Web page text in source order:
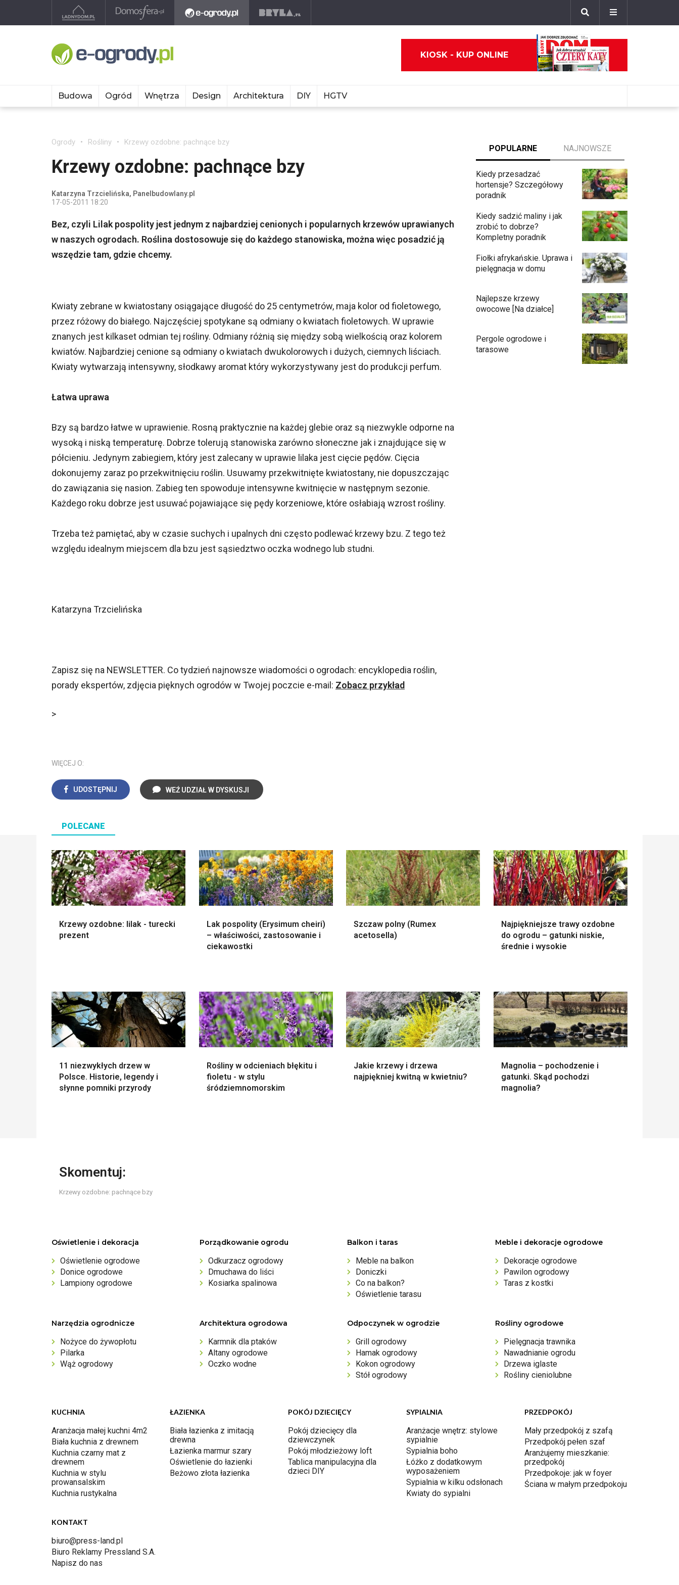
KIOSK - KUP ONLINE
Budowa Ogród Wnętrza Design Architektura DIY HGTV
Ogrody Rośliny Krzewy ozdobne: pachnące bzy
Krzewy ozdobne: pachnące bzy
Katarzyna Trzcielińska, Panelbudowlany.pl
17-05-2011 18:20
Bez, czyli Lilak pospolity jest jednym z najbardziej cenionych i popularnych krzewów uprawianych
w naszych ogrodach. Roślina dostosowuje się do każdego stanowiska, można więc posadzić ją
wszędzie tam, gdzie chcemy.
Kwiaty zebrane w kwiatostany osiągające długość do 25 centymetrów, maja kolor od fioletowego,
przez różowy do białego. Najczęściej spotykane są odmiany o kwiatach fioletowych. W uprawie
znanych jest kilkaset odmian tej rośliny. Odmiany różnią się między sobą wielkością oraz kolorem
kwiatów. Najbardziej cenione są odmiany o kwiatach dwukolorowych i dużych, ciemnych liściach.
Kwiaty wytwarzają intensywny, słodkawy aromat który wykorzystywany jest do produkcji perfum.
Łatwa uprawa
Bzy są bardzo łatwe w uprawienie. Rosną praktycznie na każdej glebie oraz są niezwykle odporne na
wysoką i niską temperaturę. Dobrze tolerują stanowiska zarówno słoneczne jak i znajdujące się w
półcieniu. Jedynym zabiegiem, który jest zalecany w uprawie lilaka jest cięcie pędów. Cięcia
dokonujemy zaraz po przekwitnięciu roślin. Usuwamy przekwitnięte kwiatostany, nie dopuszczając
do zawiązania się nasion. Zabieg ten spowoduje intensywne kwitnięcie w następnym sezonie.
Każdego roku dobrze jest usuwać pojawiające się pędy korzeniowe, które osłabiają wzrost rośliny.
Trzeba też pamiętać, aby w czasie suchych i upalnych dni często podlewać krzewy bzu. Z tego też
względu idealnym miejscem dla bzu jest sąsiedztwo oczka wodnego lub studni.
Katarzyna Trzcielińska
Zapisz się na NEWSLETTER. Co tydzień najnowsze wiadomości o ogrodach: encyklopedia roślin,
porady ekspertów, zdjęcia pięknych ogrodów w Twojej poczcie e-mail: Zobacz przykład
>
WIĘCEJ O:
UDOSTĘPNIJ WEŹ UDZIAŁ W DYSKUSJI
POPULARNE NAJNOWSZE
Kiedy przesadzać
hortensje? Szczegółowy
poradnik
Kiedy sadzić maliny i jak
zrobić to dobrze?
Kompletny poradnik
Fiołki afrykańskie. Uprawa i
pielęgnacja w domu
Najlepsze krzewy
owocowe [Na działce]
Pergole ogrodowe i
tarasowe
POLECANE
Krzewy ozdobne: lilak - turecki
prezent
Lak pospolity (Erysimum cheiri)
– właściwości, zastosowanie i
ciekawostki
Szczaw polny (Rumex
acetosella)
Najpiękniejsze trawy ozdobne
do ogrodu – gatunki niskie,
średnie i wysokie
11 niezwykłych drzew w
Polsce. Historie, legendy i
słynne pomniki przyrody
Rośliny w odcieniach błękitu i
fioletu - w stylu
śródziemnomorskim
Jakie krzewy i drzewa
najpiękniej kwitną w kwietniu?
Magnolia – pochodzenie i
gatunki. Skąd pochodzi
magnolia?
Skomentuj:
Krzewy ozdobne: pachnące bzy
Oświetlenie i dekoracja
Oświetlenie ogrodowe
Donice ogrodowe
Lampiony ogrodowe
Porządkowanie ogrodu
Odkurzacz ogrodowy
Dmuchawa do liści
Kosiarka spalinowa
Balkon i taras
Meble na balkon
Doniczki
Co na balkon?
Oświetlenie tarasu
Meble i dekoracje ogrodowe
Dekoracje ogrodowe
Pawilon ogrodowy
Taras z kostki
Narzędzia ogrodnicze
Nożyce do żywopłotu
Pilarka
Wąż ogrodowy
Architektura ogrodowa
Karmnik dla ptaków
Altany ogrodowe
Oczko wodne
Odpoczynek w ogrodzie
Grill ogrodowy
Hamak ogrodowy
Kokon ogrodowy
Stół ogrodowy
Rośliny ogrodowe
Pielęgnacja trawnika
Nawadnianie ogrodu
Drzewa iglaste
Rośliny cieniolubne
KUCHNIA
Aranżacja małej kuchni 4m2
Biała kuchnia z drewnem
Kuchnia czarny mat z
drewnem
Kuchnia w stylu
prowansalskim
Kuchnia rustykalna
ŁAZIENKA
Biała łazienka z imitacją
drewna
Łazienka marmur szary
Oświetlenie do łazienki
Beżowo złota łazienka
POKÓJ DZIECIĘCY
Pokój dziecięcy dla
dziewczynek
Pokój młodzieżowy loft
Tablica manipulacyjna dla
dzieci DIY
SYPIALNIA
Aranżacje wnętrz: stylowe
sypialnie
Sypialnia boho
Łóżko z dodatkowym
wyposażeniem
Sypialnia w kilku odsłonach
Kwiaty do sypialni
PRZEDPOKÓJ
Mały przedpokój z szafą
Przedpokój pełen szaf
Aranżujemy mieszkanie:
przedpokój
Przedpokoje: jak w foyer
Ściana w małym przedpokoju
KONTAKT
biuro@press-land.pl
Biuro Reklamy Pressland S.A.
Napisz do nas